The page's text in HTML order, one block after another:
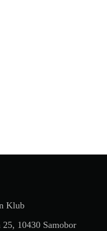
Klub
10430 Samobor